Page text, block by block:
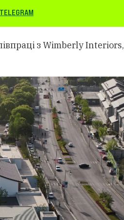
TELEGRAM
з Wimberly Interiors,